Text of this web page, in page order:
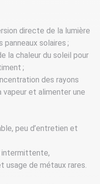
directe de la lumière
solaires ;
la chaleur du soleil pour
;
des rayons
vapeur et alimenter une
peu d’entretien et
intermittente,
usage de métaux rares.